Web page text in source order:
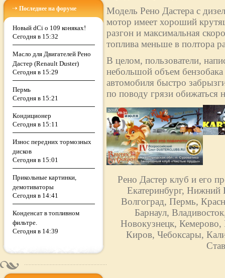
Последнее на форуме
Новый dCi о 109 коняках!
Сегодня в 15:32
Масло для Двигателей Рено
Дастер (Renault Duster)
Сегодня в 15:29
Пермь
Сегодня в 15:21
Кондиционер
Сегодня в 15:11
Износ передних тормозных
дисков
Сегодня в 15:01
Прикольные картинки,
демотиваторы
Сегодня в 14:41
Конденсат в топливном
фильтре.
Сегодня в 14:39
Модель Рено Дастера с
мотор имеет хороший
разгон и максимальная
топлива меньше в полтора
В целом, пользователи,
небольшой объем бензобака
автомобиля быстро
по поводу грязи обижаться
Рено Дастер клуб и его
Екатеринбург, Нижний
Волгоград, Пермь,
Барнаул,
Новокузнецк,
Киров, Чебоксары,